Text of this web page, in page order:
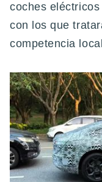
coches
con los que
competencia